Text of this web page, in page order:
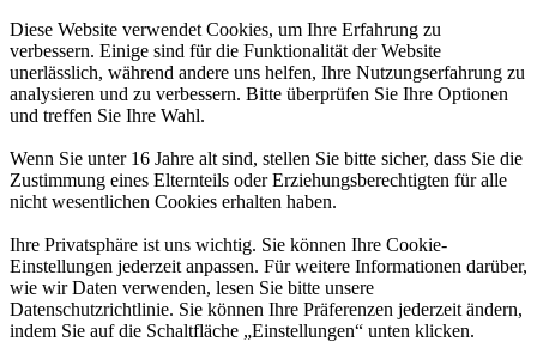
Diese Website verwendet Cookies, um Ihre Erfahrung zu
verbessern. Einige sind für die Funktionalität der Website
unerlässlich, während andere uns helfen, Ihre Nutzungserfahrung zu
analysieren und zu verbessern. Bitte überprüfen Sie Ihre Optionen
und treffen Sie Ihre Wahl.
Wenn Sie unter 16 Jahre alt sind, stellen Sie bitte sicher, dass Sie die
Zustimmung eines Elternteils oder Erziehungsberechtigten für alle
nicht wesentlichen Cookies erhalten haben.
Ihre Privatsphäre ist uns wichtig. Sie können Ihre Cookie-
Einstellungen jederzeit anpassen. Für weitere Informationen darüber,
wie wir Daten verwenden, lesen Sie bitte unsere
Datenschutzrichtlinie. Sie können Ihre Präferenzen jederzeit ändern,
indem Sie auf die Schaltfläche „Einstellungen“ unten klicken.